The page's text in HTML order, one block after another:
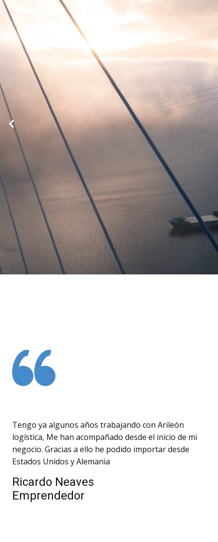
Tengo ya algunos años trabajando con Arileón
logística, Me han acompañado desde el inicio de mi
negocio. Gracias a ello he podido importar desde
Estados Unidos y Alemania
Ricardo Neaves
Emprendedor